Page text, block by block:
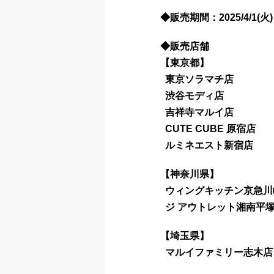
◆販売期間：2025/4/1(火)
◆販売店舗
【東京都】
東京ソラマチ店
渋谷モディ店
吉祥寺マルイ店
CUTE CUBE 原宿店
ルミネエスト新宿店
【神奈川県】
ウィングキッチン京急
ジ アウトレット湘南平
【埼玉県】
マルイファミリー志木店